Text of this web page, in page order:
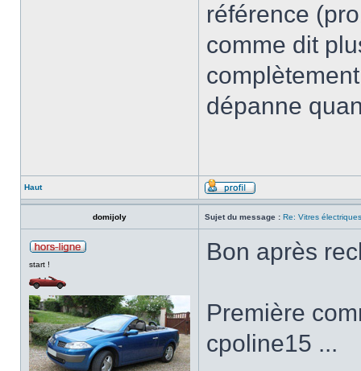
référence
comme dit
dépanne
Haut
domijoly Sujet du message : Re: Vitres électriques
start ! Bon après
Première
cpoline15 ...